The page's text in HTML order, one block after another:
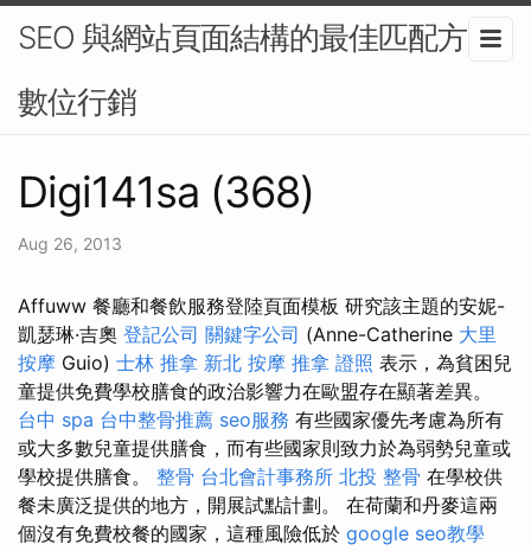
SEO 與網站頁面結構的最佳匹配方案-
數位行銷
Digi141sa (368)
Aug 26, 2013
Affuww 餐廳和餐飲服務登陸頁面模板 研究該主題的安妮-
凱瑟琳·吉奧 登記公司 關鍵字公司 (Anne-Catherine 大里
按摩 Guio) 士林 推拿 新北 按摩 推拿 證照 表示，為貧困兒
童提供免費學校膳食的政治影響力在歐盟存在顯著差異。
台中 spa 台中整骨推薦 seo服務 有些國家優先考慮為所有
或大多數兒童提供膳食，而有些國家則致力於為弱勢兒童或
學校提供膳食。 整骨 台北會計事務所 北投 整骨 在學校供
餐未廣泛提供的地方，開展試點計劃。 在荷蘭和丹麥這兩
個沒有免費校餐的國家，這種風險低於 google seo教學